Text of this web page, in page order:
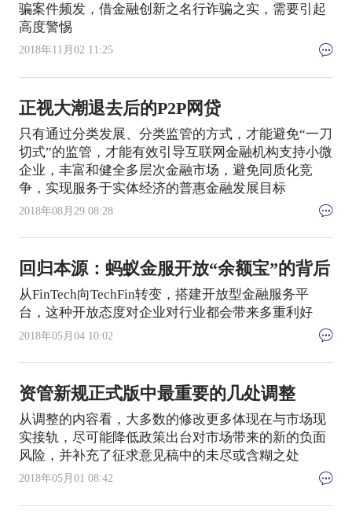
骗案件频发，借金融创新之名行诈骗之实，需要引起
高度警惕
2018年11月02 11:25
正视大潮退去后的P2P网贷
只有通过分类发展、分类监管的方式，才能避免“一刀
切式”的监管，才能有效引导互联网金融机构支持小微
企业，丰富和健全多层次金融市场，避免同质化竞
争，实现服务于实体经济的普惠金融发展目标
2018年08月29 08:28
回归本源：蚂蚁金服开放“余额宝”的背后
从FinTech向TechFin转变，搭建开放型金融服务平
台，这种开放态度对企业对行业都会带来多重利好
2018年05月04 10:02
资管新规正式版中最重要的几处调整
从调整的内容看，大多数的修改更多体现在与市场现
实接轨，尽可能降低政策出台对市场带来的新的负面
风险，并补充了征求意见稿中的未尽或含糊之处
2018年05月01 08:42